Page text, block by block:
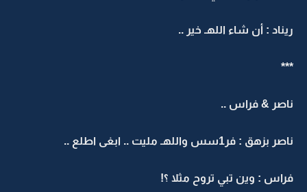
ريناد : أن شاء اللهـ خير ..
***
ناصر & فراس ..
ناصر بزهق : فر1سس واللهـ مليت .. ابغى اطلع ..
فراس : وين تبي تروح مثلا ؟!